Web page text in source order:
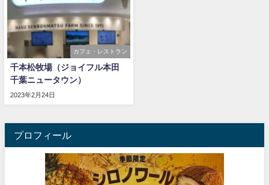
カフェ・レストラン
千本松牧場（ジョイフル本田
千葉ニュータウン）
2023年2月24日
プロフィール